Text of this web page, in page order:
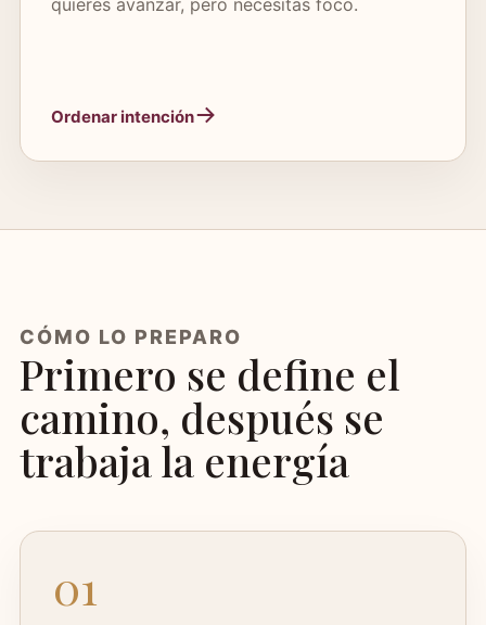
quieres avanzar, pero necesitas foco.
Ordenar intención
CÓMO LO PREPARO
Primero se define el
camino, después se
trabaja la energía
01